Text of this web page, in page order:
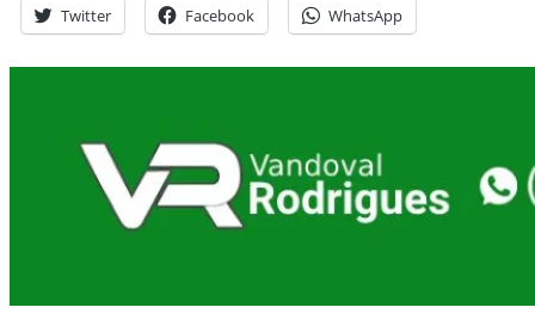
Twitter Facebook WhatsApp